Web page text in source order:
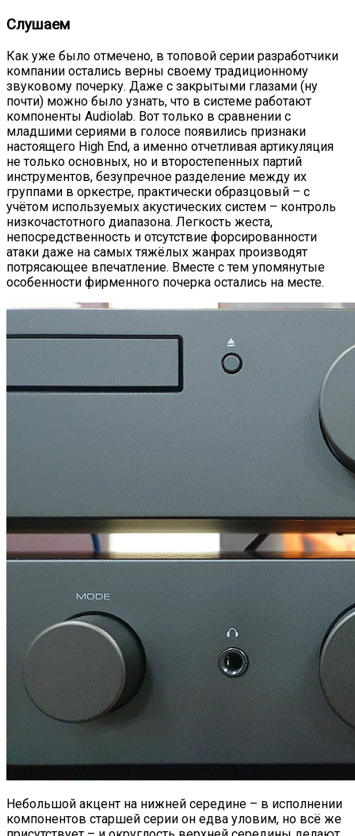
Слушаем
Как уже было отмечено, в топовой серии разработчики
компании остались верны своему традиционному
звуковому почерку. Даже с закрытыми глазами (ну
почти) можно было узнать, что в системе работают
компоненты Audiolab. Вот только в сравнении с
младшими сериями в голосе появились признаки
настоящего High End, а именно отчетливая артикуляция
не только основных, но и второстепенных партий
инструментов, безупречное разделение между их
группами в оркестре, практически образцовый – с
учётом используемых акустических систем – контроль
низкочастотного диапазона. Легкость жеста,
непосредственность и отсутствие форсированности
атаки даже на самых тяжёлых жанрах производят
потрясающее впечатление. Вместе с тем упомянутые
особенности фирменного почерка остались на месте.
Небольшой акцент на нижней середине – в исполнении
компонентов старшей серии он едва уловим, но всё же